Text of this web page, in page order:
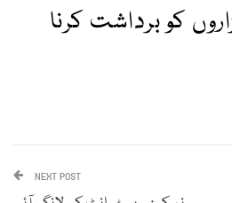
کو برداشت کرنا
NEXT POST